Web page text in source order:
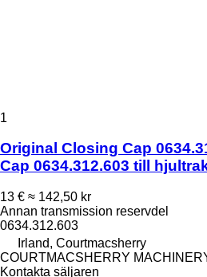
1
Original Closing Cap
Cap 0634.312.603 till
13 € ≈ 142,50 kr
Annan transmission reservdel
0634.312.603
Irland, Courtmacsherry
COURTMACSHERRY
Kontakta säljaren